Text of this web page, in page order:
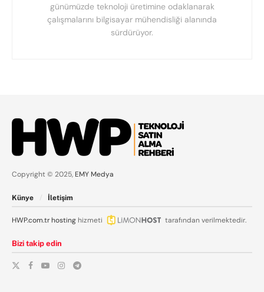
günümüzde teknoloji üretimine odaklanarak
çalışmalarını bilgisayar mühendisliği alanında
sürdürüyor.
Copyright © 2025, EMY Medya
Künye İletişim
HWP.com.trhosting hizmeti tarafından verilmektedir.
Bizi takip edin